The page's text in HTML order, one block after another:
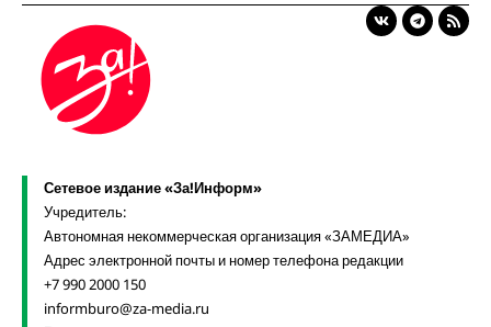
Сетевое издание «За!Информ»
Учредитель:
Автономная некоммерческая организация «ЗАМЕДИА»
Адрес электронной почты и номер телефона редакции
+7 990 2000 150
informburo@za-media.ru